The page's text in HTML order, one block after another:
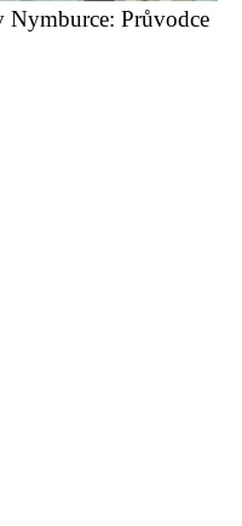
Nymburce: Průvodce